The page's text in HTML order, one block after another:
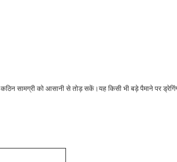
सामग्री को आसानी से तोड़ सकें।यह किसी भी बड़े पैमाने पर ड्रेगिंग